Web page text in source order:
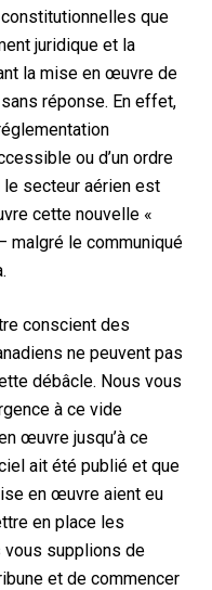
que
juridique et la
la mise en œuvre de
réponse. En effet,
ou d’un ordre
secteur aérien est
cette nouvelle «
malgré le communiqué
conscient des
ne peuvent pas
débâcle. Nous vous
à ce vide
œuvre jusqu’à ce
ait été publié et que
en œuvre aient eu
en place les
vous supplions de
et de commencer